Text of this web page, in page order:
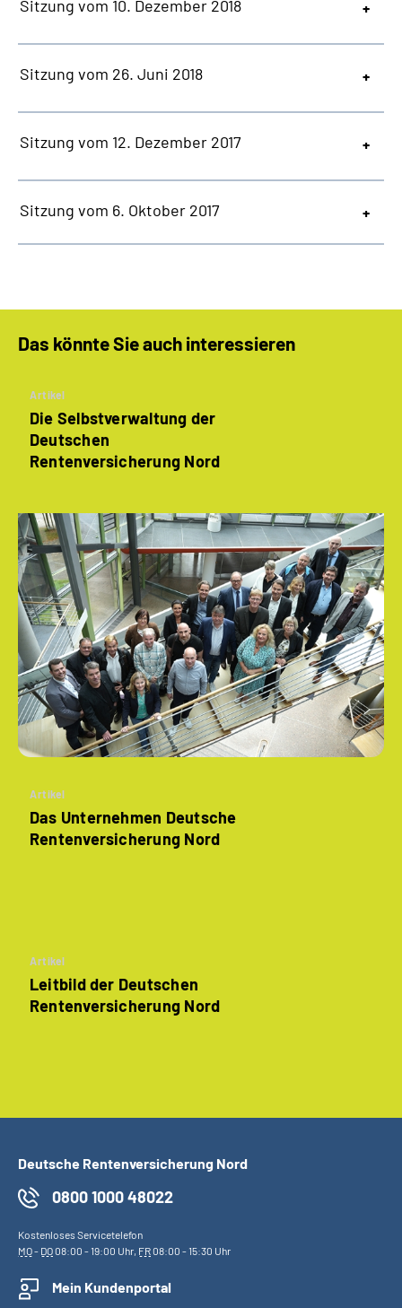
Sitzung vom 10. Dezember 2018
Sitzung vom 26. Juni 2018
Sitzung vom 12. Dezember 2017
Sitzung vom 6. Oktober 2017
Das könnte Sie auch interessieren
Artikel
Die Selbstverwaltung der
Deutschen
Rentenversicherung Nord
Artikel
Das Unternehmen Deutsche
Renten­versicherung Nord
Artikel
Leitbild der Deutschen
Rentenversicherung Nord
Deutsche Rentenversicherung Nord
0800 1000 48022
Kostenloses Servicetelefon
MO- DO08:00 - 19:00 Uhr, FR08:00 - 15:30 Uhr
Mein Kundenportal